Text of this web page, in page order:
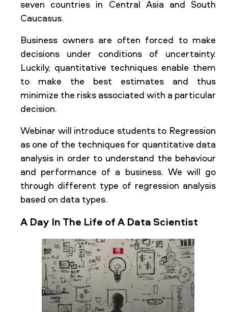
seven countries in Central Asia and South
Caucasus.
Business owners are often forced to make
decisions under conditions of uncertainty.
Luckily, quantitative techniques enable them
to make the best estimates and thus
minimize the risks associated with a particular
decision.
Webinar will introduce students to Regression
as one of the techniques for quantitative data
analysis in order to understand the behaviour
and performance of a business. We will go
through different type of regression analysis
based on data types.
A Day In The Life of A Data Scientist